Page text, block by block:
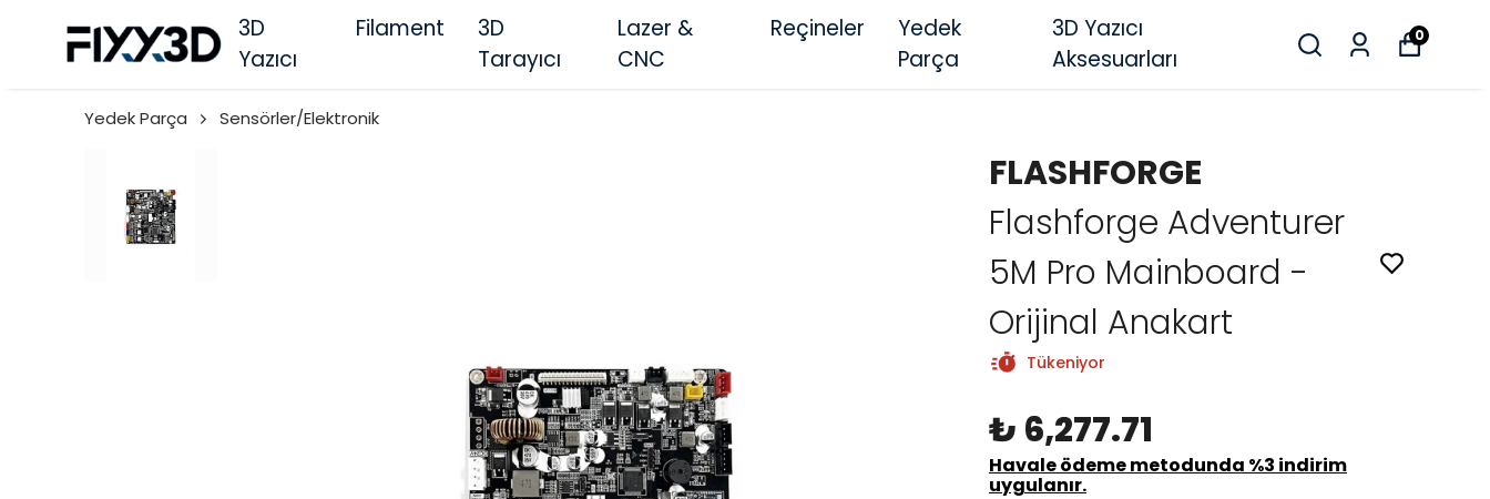
3D
Yazıcı
Filament
3D
Tarayıcı
Lazer &
CNC
Reçineler
Yedek
Parça
3D Yazıcı
Aksesuarları
0
Yedek Parça Sensörler/Elektronik
FLASHFORGE
Flashforge Adventurer
5M Pro Mainboard -
Orijinal Anakart
Tükeniyor
₺ 6,277.71
Havale ödeme metodunda %3 indirim
uygulanır.